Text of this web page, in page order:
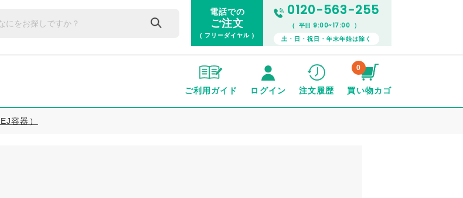
電話での
ご注文
( フリーダイヤル )
0120-563-255
( 平日9:00~17:00 ）
土・日・祝日・年末年始は除く
ご利用ガイド ログイン 注文履歴
0
買い物カゴ
容器）